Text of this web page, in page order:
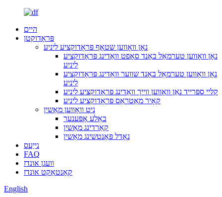
היים
פּראָדוקטן
נאָן וואָווען שטאָף פּראָדוקציע ליניע
נאָן וואָווען טערמאַל באָנד סאָפט וואַדינג פּראָדוקציע
ליניע
נאָן וואָווען טערמאַל באָנד שווער וואַדינג פּראָדוקציע
ליניע
קליי ספּרייד נאַן וואָווען ווייך וואַדינג פּראָדוקציע ליניע
קאָיר מאַטראַס פּראָדוקציע ליניע
ניט וואָווען מאַשין
באַלע אָפּענער
קאַרדינג מאַשין
נאָדל פּאַנטשינג מאַשין
נייַעס
FAQ
וועגן אונדז
קאָנטאַקט אונדז
English